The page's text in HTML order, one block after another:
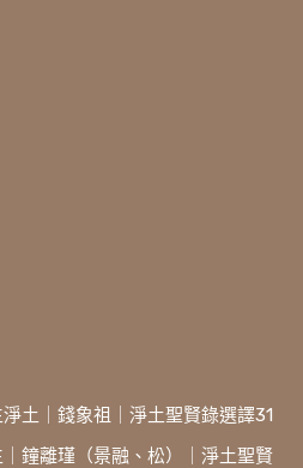
土｜錢象祖｜淨土聖賢錄選譯31
鐘離瑾（景融、松）｜淨土聖賢